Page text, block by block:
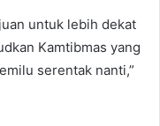
untuk lebih dekat
Kamtibmas yang
serentak nanti,”